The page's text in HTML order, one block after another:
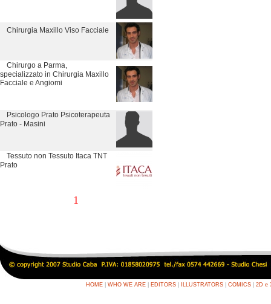
Chirurgia Maxillo Viso Facciale
Chirurgo a Parma,
specializzato in Chirurgia Maxillo
Facciale e Angiomi
Psicologo Prato Psicoterapeuta
Prato - Masini
Tessuto non Tessuto Itaca TNT
Prato
1
HOME| WHO WE ARE| EDITORS| ILLUSTRATORS| COMICS| 2D e